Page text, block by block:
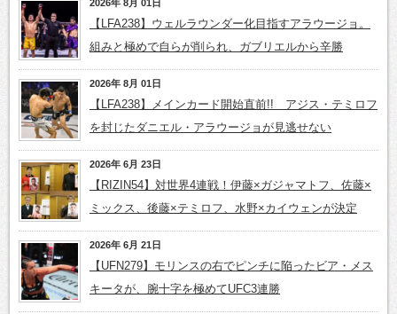
2026年 8月 01日
【LFA238】ウェルラウンダー化目指すアラウージョ。
組みと極めで自らが削られ、ガブリエルから辛勝
2026年 8月 01日
【LFA238】メインカード開始直前!! アジス・テミロフ
を封じたダニエル・アラウージョが見逃せない
2026年 6月 23日
【RIZIN54】対世界4連戦！伊藤×ガジャマトフ、佐藤×
ミックス、後藤×テミロフ、水野×カイウェンが決定
2026年 6月 21日
【UFN279】モリンスの右でピンチに陥ったビア・メス
キータが、腕十字を極めてUFC3連勝